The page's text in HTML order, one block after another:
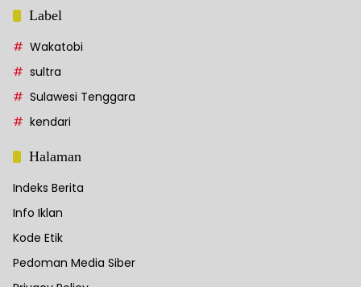
Label
Wakatobi
sultra
Sulawesi Tenggara
kendari
Halaman
Indeks Berita
Info Iklan
Kode Etik
Pedoman Media Siber